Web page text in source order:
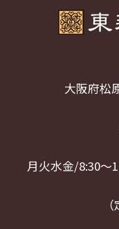
大阪府松
月火水金/8:30～